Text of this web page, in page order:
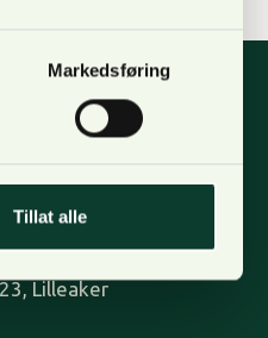
Markedsføring
Tillat alle
B,
Lilleaker